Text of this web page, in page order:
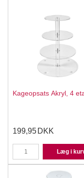
Kageopsats Akryl, 4
199,95 DKK
Læg i